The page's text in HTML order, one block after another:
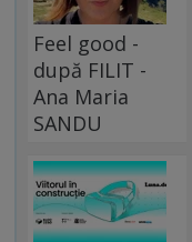
Feel good -
după FILIT -
Ana Maria
SANDU